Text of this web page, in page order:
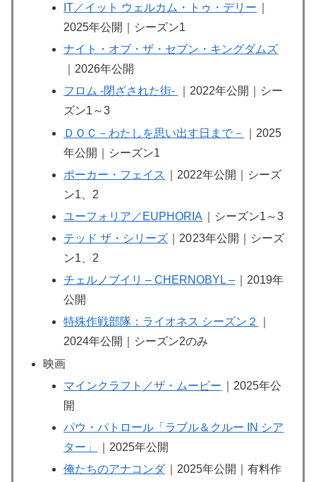
IT／イット ウェルカム・トゥ・デリー
2025年公開｜シーズン1
ナイト・オブ・ザ・セブン・キングダムズ
｜2026年公開
フロム -閉ざされた街-
｜2022年公開｜シー
ズン1～3
ＤＯＣ－わたしを思い出す日まで－
｜2025
年公開｜シーズン1
ポーカー・フェイス
｜2022年公開｜シーズ
ン1、2
ユーフォリア／EUPHORIA
｜シーズン1～3
テッド ザ・シリーズ ｜2023年公開｜シーズ
ン1、2
チェルノブイリ – CHERNOBYL – ｜2019年
公開
特殊作戦部隊：ライオネス シーズン２
2024年公開｜シーズン2のみ
映画
マインクラフト／ザ・ムービー
｜2025年公
開
パウ・パトロール「ラブル＆クルー IN シア
ター」
｜2025年公開
俺たちのアナコンダ ｜2025年公開｜有料作